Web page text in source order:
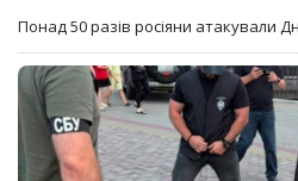
Понад 50 разів росіяни атакували